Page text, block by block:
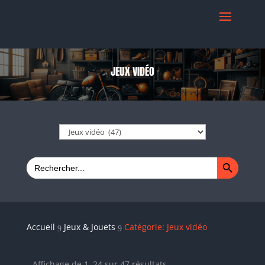
JEUX VIDÉO
Search
for:
Search Button
Accueil 9 Jeux & Jouets 9 Catégorie: Jeux vidéo